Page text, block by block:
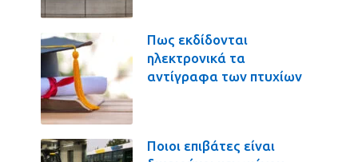
Πως εκδίδονται
ηλεκτρονικά τα
αντίγραφα των πτυχίων
Ποιοι επιβάτες είναι